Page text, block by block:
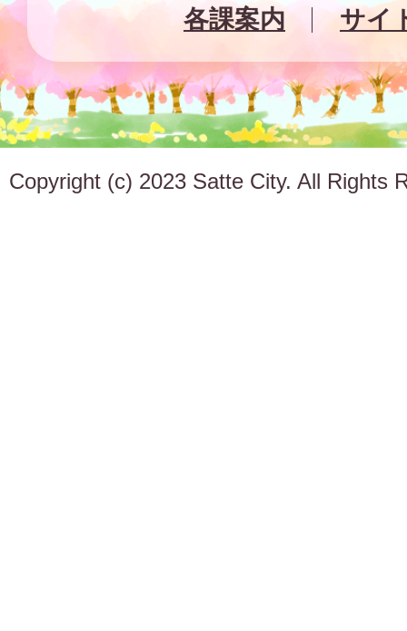
各課案内
サイ
Copyright (c) 2023 Satte City. All Rights